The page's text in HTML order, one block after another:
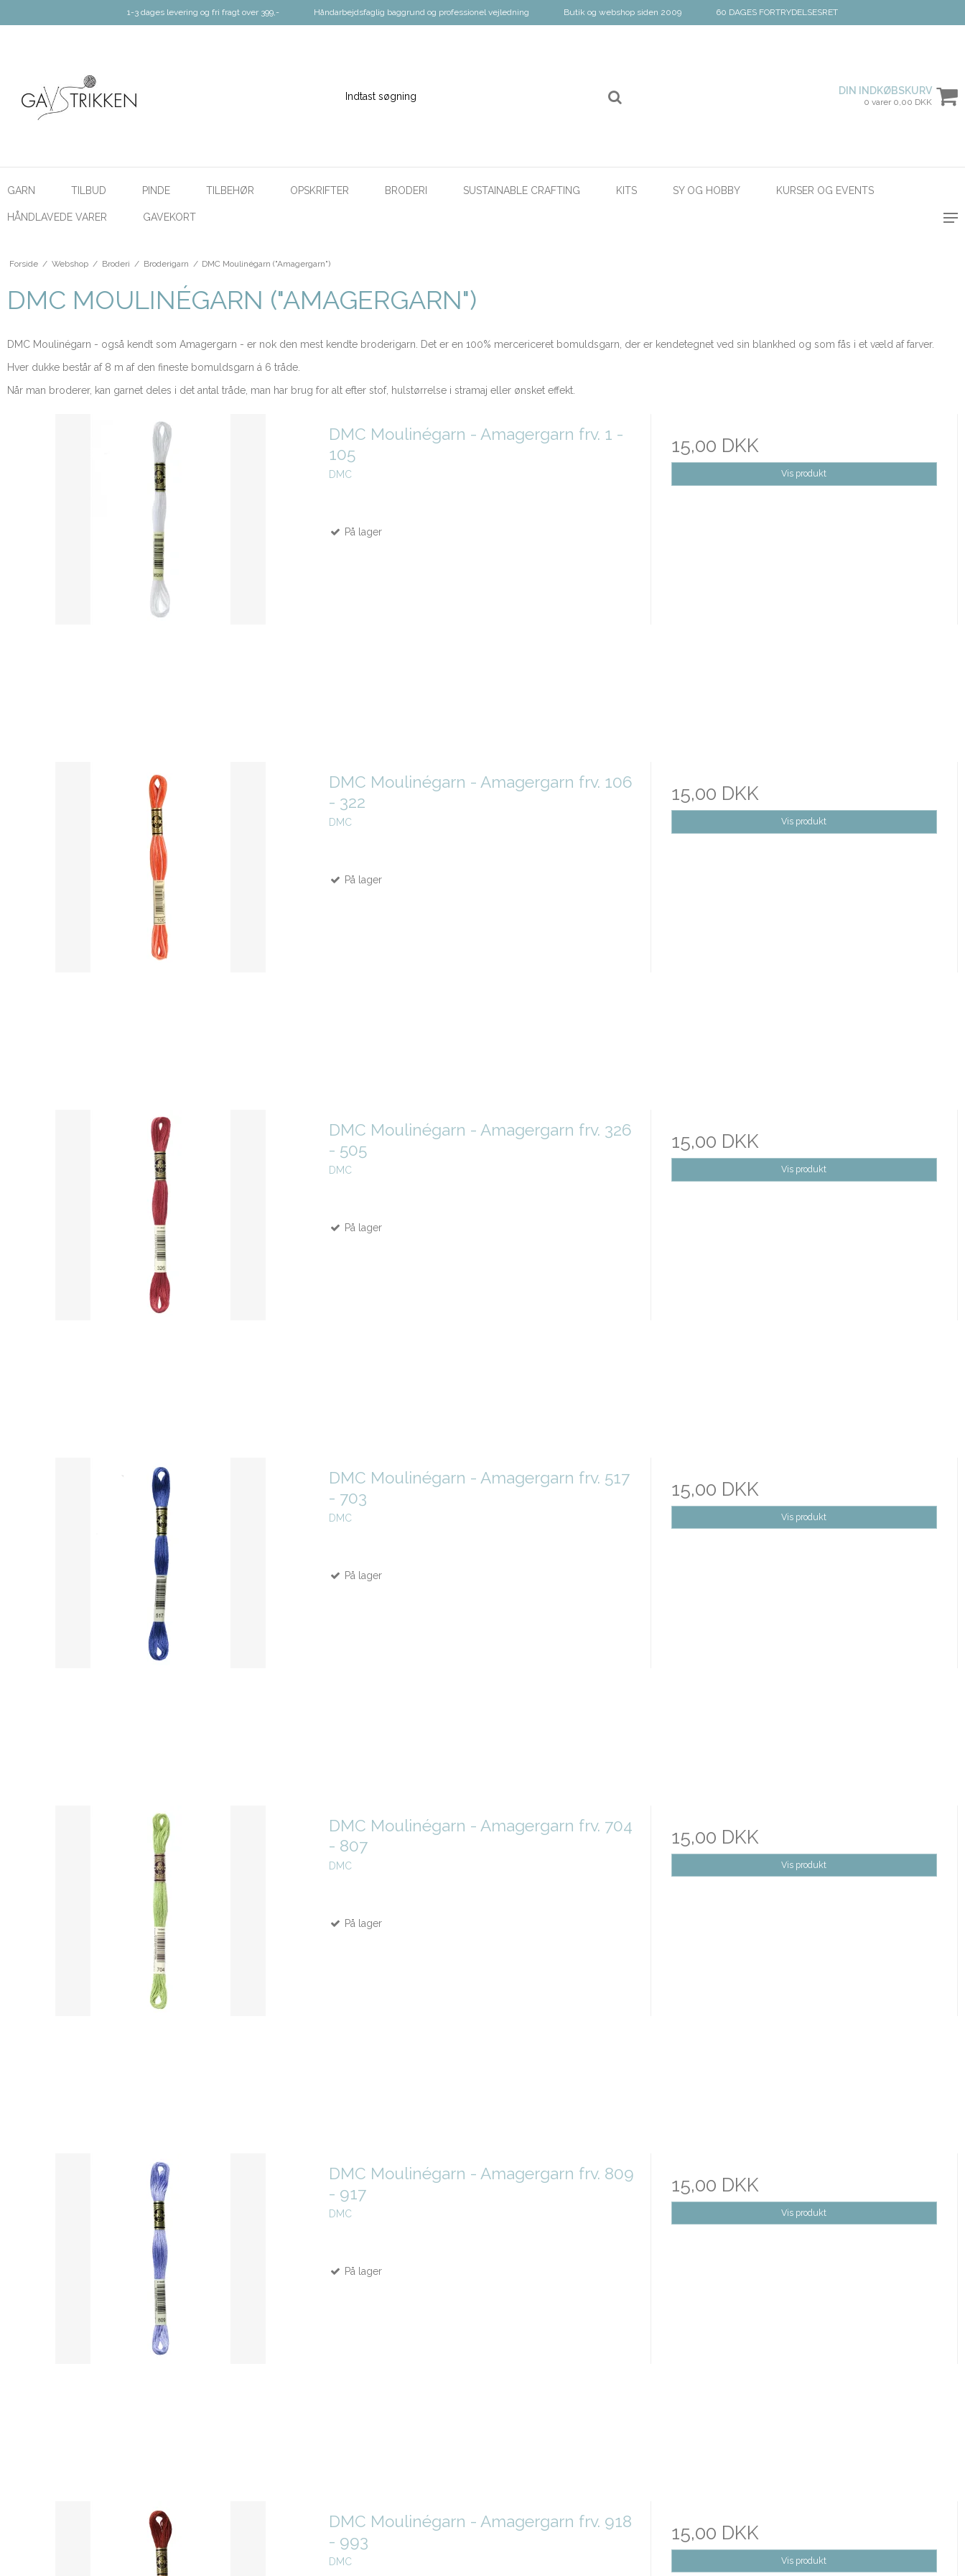
1-3 dages levering og fri fragt over 399,- Håndarbejdsfaglig baggrund og professionel vejledning Butik og webshop siden 2009 60 DAGES FORTRYDELSESRET
DIN INDKØBSKURV
0 varer 0,00 DKK
GARN TILBUD PINDE TILBEHØR OPSKRIFTER BRODERI SUSTAINABLE CRAFTING KITS SY OG HOBBY KURSER OG EVENTS
HÅNDLAVEDE VARER GAVEKORT
Forside / Webshop / Broderi / Broderigarn / DMC Moulinégarn ("Amagergarn")
DMC MOULINÉGARN ("AMAGERGARN")
DMC Moulinégarn - også kendt som Amagergarn - er nok den mest kendte broderigarn. Det er en 100% mercericeret bomuldsgarn, der er kendetegnet ved sin blankhed og som fås i et væld af farver.
Hver dukke består af 8 m af den fineste bomuldsgarn á 6 tråde.
Når man broderer, kan garnet deles i det antal tråde, man har brug for alt efter stof, hulstørrelse i stramaj eller ønsket effekt.
DMC Moulinégarn - Amagergarn frv. 1 -
105
DMC
På lager
15,00 DKK
Vis produkt
DMC Moulinégarn - Amagergarn frv. 106
- 322
DMC
På lager
15,00 DKK
Vis produkt
DMC Moulinégarn - Amagergarn frv. 326
- 505
DMC
På lager
15,00 DKK
Vis produkt
DMC Moulinégarn - Amagergarn frv. 517
- 703
DMC
På lager
15,00 DKK
Vis produkt
DMC Moulinégarn - Amagergarn frv. 704
- 807
DMC
På lager
15,00 DKK
Vis produkt
DMC Moulinégarn - Amagergarn frv. 809
- 917
DMC
På lager
15,00 DKK
Vis produkt
DMC Moulinégarn - Amagergarn frv. 918
- 993
DMC
15,00 DKK
Vis produkt